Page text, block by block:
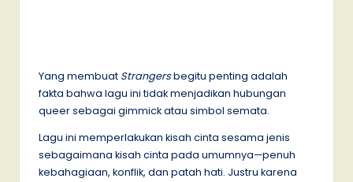
Yang membuat Strangersbegitu penting adalah
fakta bahwa lagu ini tidak menjadikan hubungan
queer sebagai gimmick atau simbol semata.
Lagu ini memperlakukan kisah cinta sesama jenis
sebagaimana kisah cinta pada umumnya—penuh
kebahagiaan, konflik, dan patah hati. Justru karena